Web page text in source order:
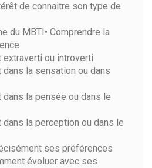
de connaitre son type de
du MBTI• Comprendre la
extraverti ou introverti
dans la sensation ou dans
dans la pensée ou dans le
dans la perception ou dans le
ses préférences
évoluer avec ses